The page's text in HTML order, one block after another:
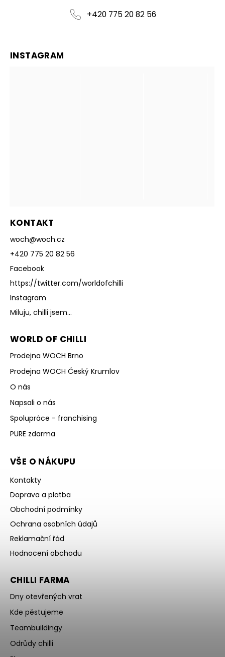
+420 775 20 82 56
KONTAKT
woch@woch.cz
+420 775 20 82 56
Facebook
https://twitter.com/worldofchilli
Instagram
Miluju, chilli jsem...
WORLD OF CHILLI
Prodejna WOCH Brno
Prodejna WOCH Český Krumlov
O nás
Napsali o nás
Spolupráce - franchising
PURE zdarma
VŠE O NÁKUPU
Kontakty
Doprava a platba
Obchodní podmínky
Ochrana osobních údajů
Reklamační řád
Hodnocení obchodu
CHILLI FARMA
Dny otevřených vrat
Kde pěstujeme
Teambuildingy
Odrůdy chilli
INSTAGRAM